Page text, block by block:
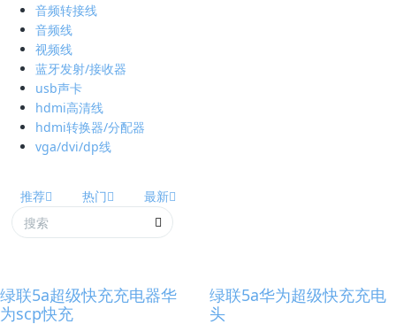
音频转接线
音频线
视频线
蓝牙发射/接收器
usb声卡
hdmi高清线
hdmi转换器/分配器
vga/dvi/dp线
推荐 热门 最新
绿联5a超级快充充电器华
为scp快充
绿联5a华为超级快充充电
头